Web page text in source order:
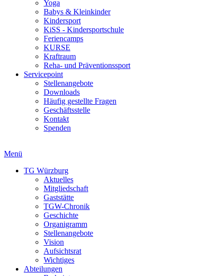
Yoga
Babys & Kleinkinder
Kindersport
KiSS - Kindersportschule
Feriencamps
KURSE
Kraftraum
Reha- und Präventionssport
Servicepoint
Stellenangebote
Downloads
Häufig gestellte Fragen
Geschäftsstelle
Kontakt
Spenden
Menü
TG Würzburg
Aktuelles
Mitgliedschaft
Gaststätte
TGW-Chronik
Geschichte
Organigramm
Stellenangebote
Vision
Aufsichtsrat
Wichtiges
Abteilungen